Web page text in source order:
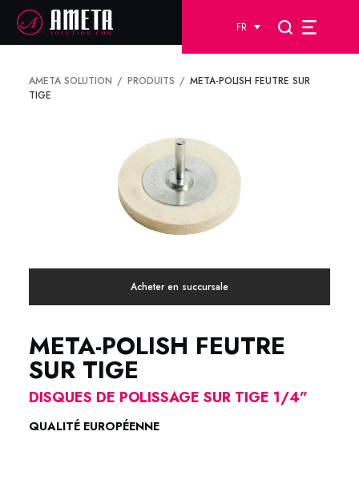
FR
AMETA SOLUTION PRODUITS
META-POLISH FEUTRE SUR
TIGE
Acheter en succursale
META-POLISH FEUTRE
SUR TIGE
DISQUES DE POLISSAGE SUR TIGE 1/4”
QUALITÉ EUROPÉENNE